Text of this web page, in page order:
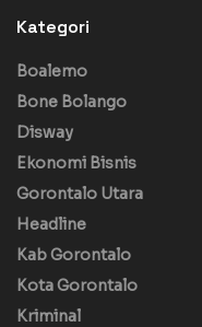
Kategori
Boalemo
Bone Bolango
Disway
Ekonomi Bisnis
Gorontalo Utara
Headline
Kab Gorontalo
Kota Gorontalo
Kriminal